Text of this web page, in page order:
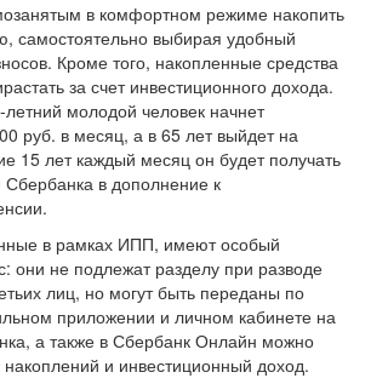
в комфортном режиме накопить
самостоятельно выбирая удобный
Кроме того, накопленные средства
за счет инвестиционного дохода.
молодой человек начнет
руб. в месяц, а в 65 лет выйдет на
15 лет каждый месяц он будет получать
в дополнение к
в рамках ИПП, имеют особый
они не подлежат разделу при разводе
лиц, но могут быть переданы по
приложении и личном кабинете на
а также в Сбербанк Онлайн можно
и инвестиционный доход.